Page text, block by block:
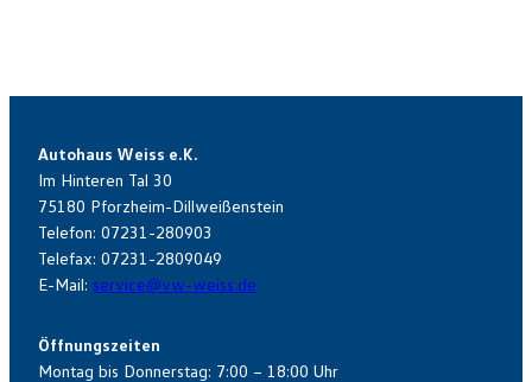
Autohaus Weiss e.K.
Im Hinteren Tal 30
75180 Pforzheim-Dillweißenstein
Telefon: 07231-280903
Telefax: 07231-2809049
E-Mail: service@vw-weiss.de
Öffnungszeiten
Montag bis Donnerstag: 7:00 – 18:00 Uhr